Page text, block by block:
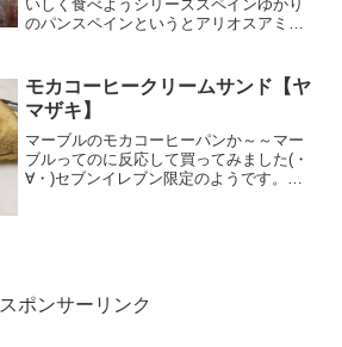
いしく食べようシリーズスペインゆかり
のパンスペインというとアリオスアミー
ンゴのイメージしかない国の菓子パンっ
てどんなんだろう？わぁお...
モカコーヒークリームサンド【ヤ
マザキ】
マーブルのモカコーヒーパンか～～マー
ブルってのに反応して買ってみました(・
∀・)セブンイレブン限定のようです。し
スポンサーリンク